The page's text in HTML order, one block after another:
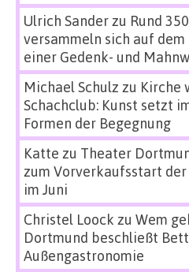
Ulrich Sanderzu Rund
versammeln sich auf
einer Gedenk- und
Michael Schulz zu Kirche
Schachclub: Kunst setzt
Formen der Begegnung
Katte zu Theater
zum Vorverkaufsstart
im Juni
Christel Loock zu Wem
Dortmund beschließt
Außengastronomie